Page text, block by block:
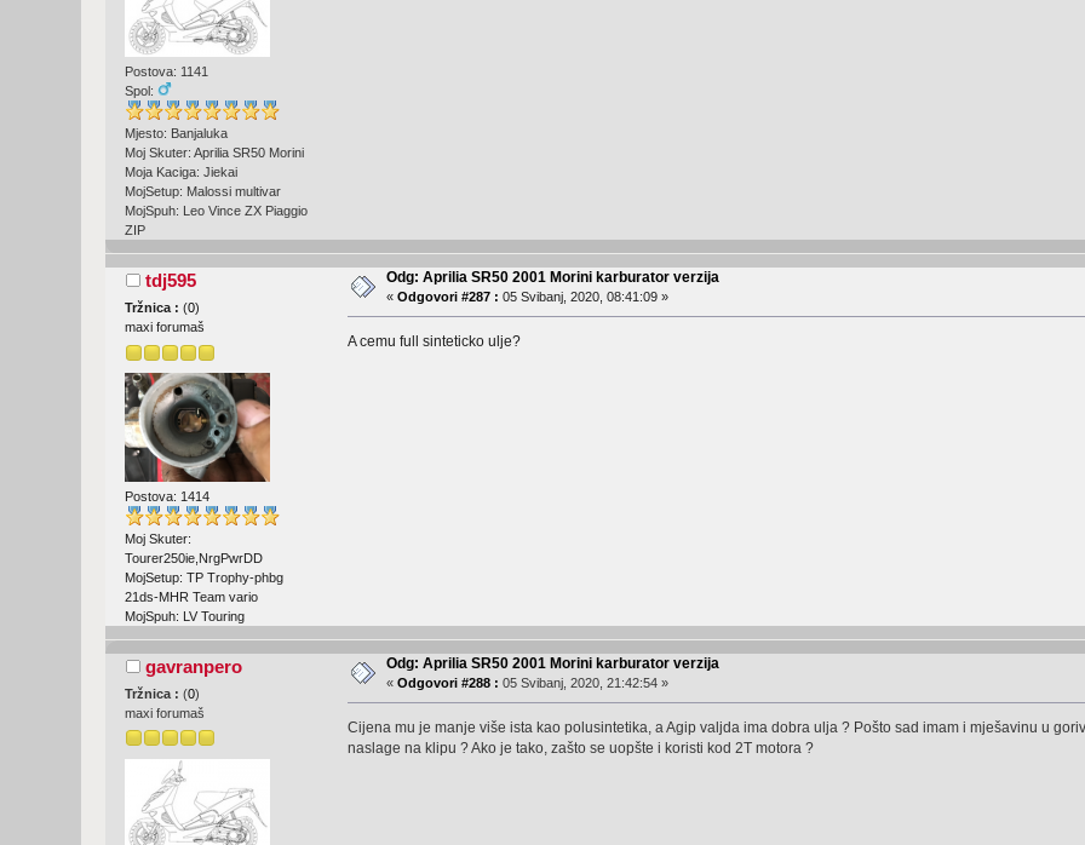
Postova: 1141
Spol:
Mjesto: Banjaluka
Moj Skuter: Aprilia SR50 Morini
Moja Kaciga: Jiekai
MojSetup: Malossi multivar
MojSpuh: Leo Vince ZX Piaggio
ZIP
tdj595
Tržnica :(0)
maxi forumaš
Postova: 1414
Moj Skuter:
Tourer250ie,NrgPwrDD
MojSetup: TP Trophy-phbg
21ds-MHR Team vario
MojSpuh: LV Touring
Odg: Aprilia SR50 2001 Morini karburator verzija
«Odgovori #287 : 05 Svibanj, 2020, 08:41:09 »
A cemu full sinteticko ulje?
gavranpero
Tržnica :(0)
maxi forumaš
Odg: Aprilia SR50 2001 Morini karburator verzija
«Odgovori #288 : 05 Svibanj, 2020, 21:42:54 »
Cijena mu je manje više ista kao polusintetika, a Agip valjda ima dobra ulja ? Pošto sad imam i mješavinu u
naslage na klipu ? Ako je tako, zašto se uopšte i koristi kod 2T motora ?